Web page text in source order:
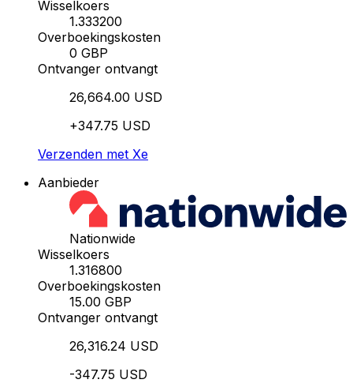
Wisselkoers
1.333200
Overboekingskosten
0 GBP
Ontvanger ontvangt
26,664.00 USD
+347.75 USD
Verzenden met Xe
Aanbieder
Nationwide
Wisselkoers
1.316800
Overboekingskosten
15.00 GBP
Ontvanger ontvangt
26,316.24 USD
-347.75 USD